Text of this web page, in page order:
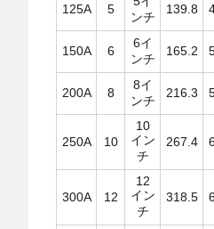
125A 5
ンチ
139.8
150A 6
6イ
ンチ
165.2
200A 8
8イ
ンチ
216.3
250A 10
10
イン
チ
267.4
300A 12
12
イン
チ
318.5